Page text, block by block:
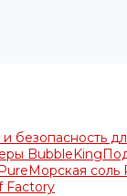
безопасность
BubbleKing
Морская соль
Factory